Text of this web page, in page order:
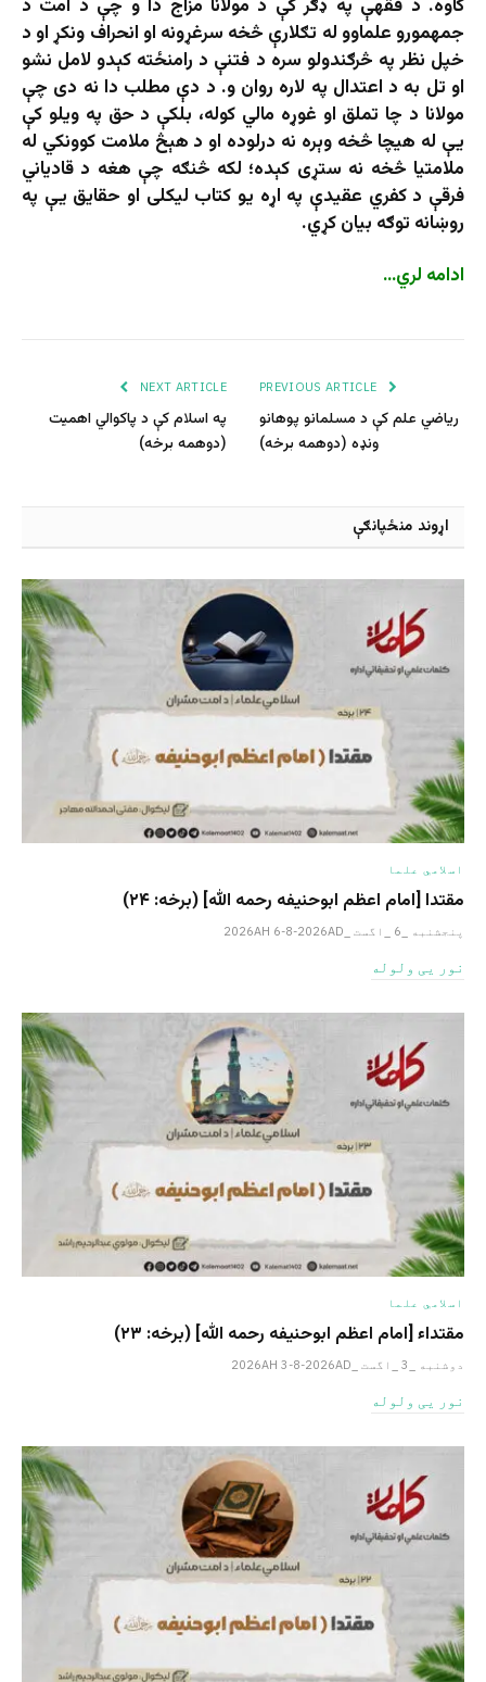
کاوه. د فقهې په ډګر کې د مولانا مزاج دا و چې د امت د
جمهمورو علماوو له تګلارې څخه سرغړونه او انحراف ونکړ او د
خپل نظر په څرګندولو سره د فتنې د رامنځته کېدو لامل نشو
او تل به د اعتدال په لاره روان و. د دې مطلب دا نه دی چې
مولانا د چا تملق او غوړه مالي کوله، بلکې د حق په ویلو کې
یې له هیچا څخه وېره نه درلوده او د هېڅ ملامت کوونکي له
ملامتیا څخه نه ستړی کېده؛ لکه څنګه چې هغه د قادیاني
فرقې د کفري عقیدې په اړه یو کتاب لیکلی او حقایق یې په
روښانه توګه بیان کړي.
ادامه لري…
ریاضي علم کې د مسلمانو پوهانو
ونډه (دوهمه برخه)
NEXT ARTICLE
په اسلام کې د پاکوالي اهمیت
(دوهمه برخه)
اړوند منځپانګې
اسلامي علما
مقتدا [امام اعظم ابوحنیفه رحمه الله‎] (برخه: ۲۴)
پنجشنبه _6 _اگست _2026AH 6-8-2026AD
نور یی ولوله
اسلامي علما
مقتداء [امام اعظم ابوحنیفه رحمه الله‎] (برخه: ۲۳)
دوشنبه _3 _اگست _2026AH 3-8-2026AD
نور یی ولوله